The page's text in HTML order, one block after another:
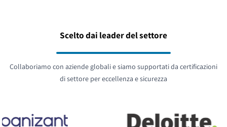
Scelto dai leader del settore
Collaboriamo con aziende globali e siamo supportati da certificazioni
di settore per eccellenza e sicurezza